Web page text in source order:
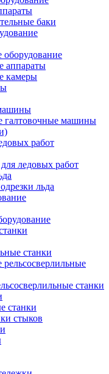
баки
оборудование
аппараты
камеры
галтовочные машины
работ
ледовых работ
льда
станки
рельсосверлильные
станки
станки
стыков